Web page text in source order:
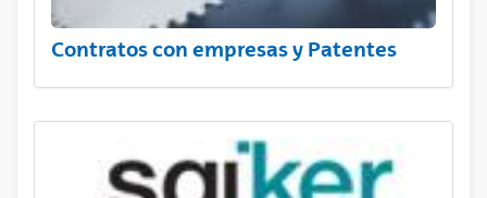
Contratos con empresas y Patentes